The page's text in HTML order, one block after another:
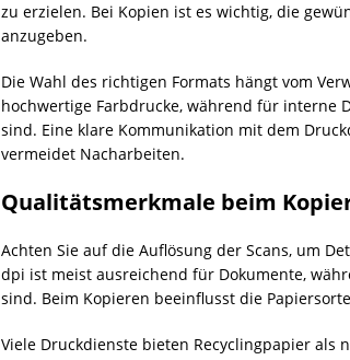
zu erzielen. Bei Kopien ist es wichtig, die
anzugeben.
Die Wahl des richtigen Formats hängt vom
hochwertige Farbdrucke, während für interne
sind. Eine klare Kommunikation mit dem
vermeidet Nacharbeiten.
Qualitätsmerkmale beim
Achten Sie auf die Auflösung der Scans, um
dpi ist meist ausreichend für Dokumente,
sind. Beim Kopieren beeinflusst die
Viele Druckdienste bieten Recyclingpapier als